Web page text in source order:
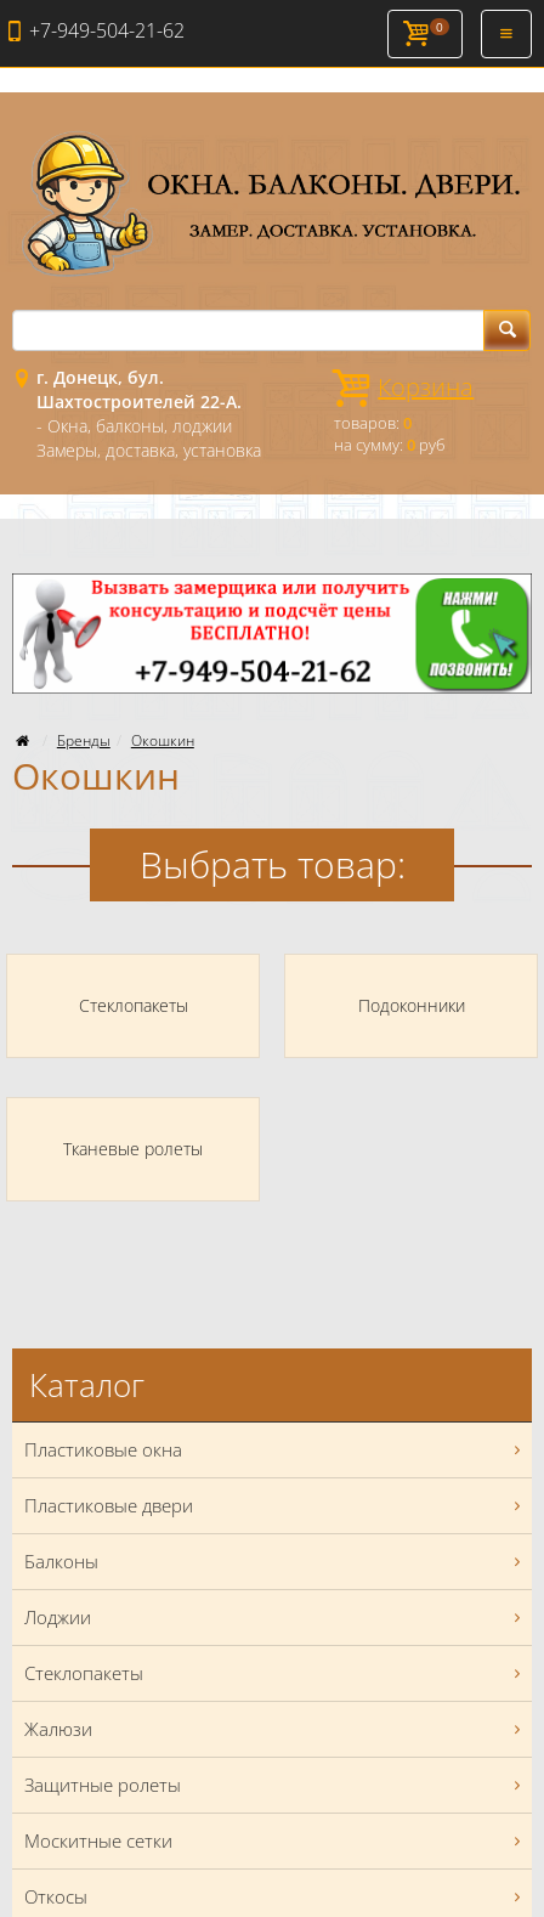
+7-949-504-21-62 0
г. Донецк, бул.
Шахтостроителей 22-А.
- Окна, балконы, лоджии
Замеры, доставка, установка
Корзина
товаров:0
на сумму:0 руб
Бренды Окошкин
Окошкин
Выбрать товар:
Стеклопакеты Подоконники
Тканевые ролеты
Каталог
Пластиковые окна
Пластиковые двери
Балконы
Лоджии
Стеклопакеты
Жалюзи
Защитные ролеты
Москитные сетки
Откосы